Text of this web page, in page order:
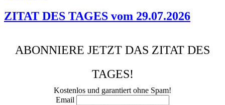
ZITAT DES TAGES vom 29.07.2026
ABONNIERE JETZT DAS ZITAT DES
TAGES!
Kostenlos und garantiert ohne Spam!
Email